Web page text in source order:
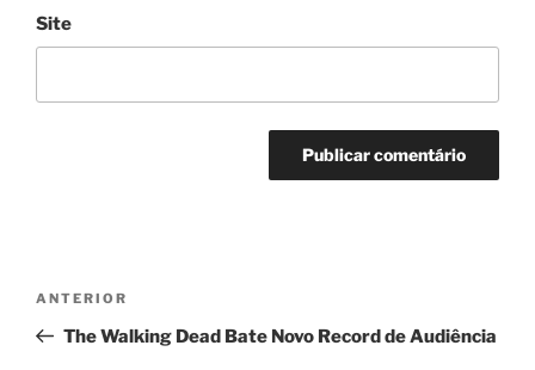
Site
Post
Post
anterior
ANTERIOR
The Walking Dead Bate Novo Record de Audiência